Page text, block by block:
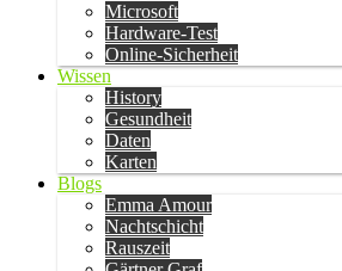
Microsoft
Hardware-Test
Online-Sicherheit
Wissen
History
Gesundheit
Daten
Karten
Blogs
Emma Amour
Nachtschicht
Rauszeit